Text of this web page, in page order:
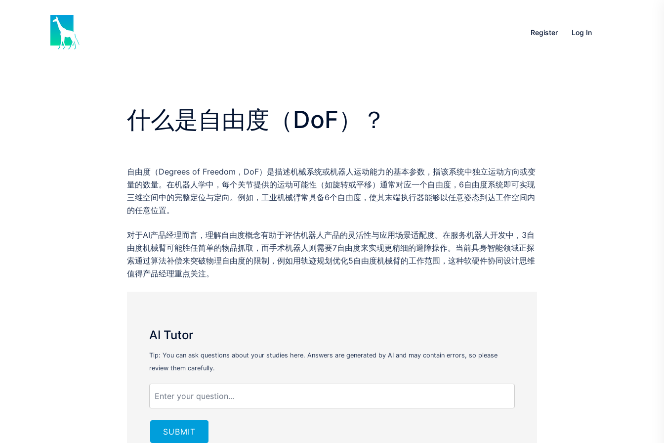
Register Log In
什么是自由度（DoF）？
自由度（Degrees of Freedom，DoF）是描述机械系统或机器人运动能力的基本参数，指该系统中独立运动方向或变
量的数量。在机器人学中，每个关节提供的运动可能性（如旋转或平移）通常对应一个自由度，6自由度系统即可实现
三维空间中的完整定位与定向。例如，工业机械臂常具备6个自由度，使其末端执行器能够以任意姿态到达工作空间内
的任意位置。
对于AI产品经理而言，理解自由度概念有助于评估机器人产品的灵活性与应用场景适配度。在服务机器人开发中，3自
由度机械臂可能胜任简单的物品抓取，而手术机器人则需要7自由度来实现更精细的避障操作。当前具身智能领域正探
索通过算法补偿来突破物理自由度的限制，例如用轨迹规划优化5自由度机械臂的工作范围，这种软硬件协同设计思维
值得产品经理重点关注。
AI Tutor
Tip: You can ask questions about your studies here. Answers are generated by AI and may contain errors, so please
review them carefully.
SUBMIT